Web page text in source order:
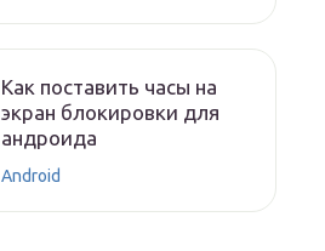
Как поставить часы на
экран блокировки для
андроида
Android